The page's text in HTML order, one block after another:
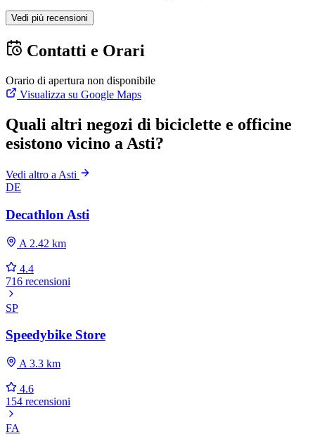
Vedi più recensioni
Contatti e Orari
Orario di apertura non disponibile
Visualizza su Google Maps
Quali altri negozi di biciclette e officine
esistono vicino a Asti?
Vedi altro a Asti
DE
Decathlon Asti
A 2.42 km
4.4
716 recensioni
SP
Speedybike Store
A 3.3 km
4.6
154 recensioni
FA